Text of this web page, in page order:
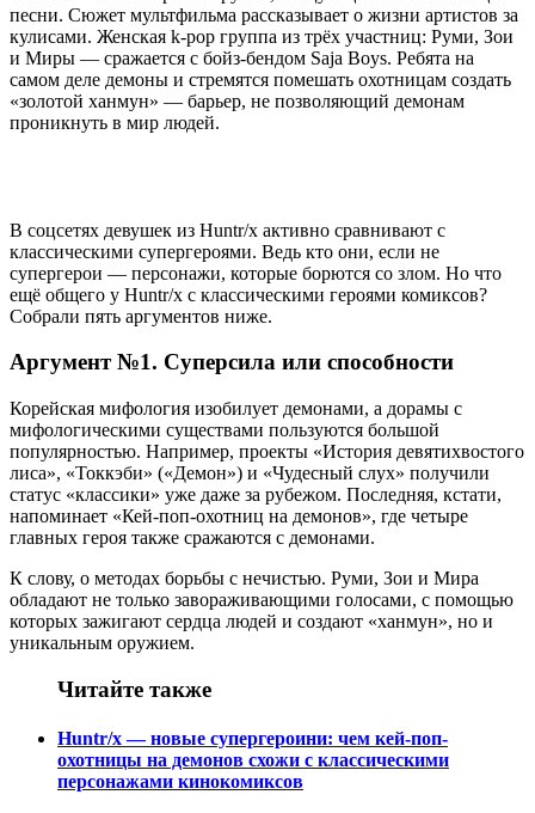
песни. Сюжет мультфильма рассказывает о жизни артистов за
кулисами. Женская k-pop группа из трёх участниц: Руми, Зои
и Миры — сражается с бойз-бендом Saja Boys. Ребята на
самом деле демоны и стремятся помешать охотницам создать
«золотой ханмун» — барьер, не позволяющий демонам
проникнуть в мир людей.
В соцсетях девушек из Huntr/x активно сравнивают с
классическими супергероями. Ведь кто они, если не
супергерои — персонажи, которые борются со злом. Но что
ещё общего у Huntr/x с классическими героями комиксов?
Собрали пять аргументов ниже.
Аргумент №1. Суперсила или способности
Корейская мифология изобилует демонами, а дорамы с
мифологическими существами пользуются большой
популярностью. Например, проекты «История девятихвостого
лиса», «Токкэби» («Демон») и «Чудесный слух» получили
статус «классики» уже даже за рубежом. Последняя, кстати,
напоминает «Кей-поп-охотниц на демонов», где четыре
главных героя также сражаются с демонами.
К слову, о методах борьбы с нечистью. Руми, Зои и Мира
обладают не только завораживающими голосами, с помощью
которых зажигают сердца людей и создают «ханмун», но и
уникальным оружием.
Читайте также
Huntr/x — новые супергероини: чем кей-поп-
охотницы на демонов схожи с классическими
персонажами кинокомиксов